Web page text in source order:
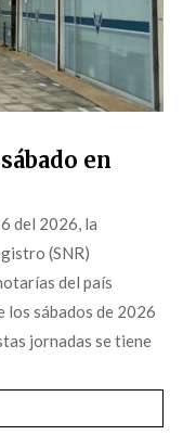
en
del 2026, la
(SNR)
del país
sábados de 2026
jornadas se tiene